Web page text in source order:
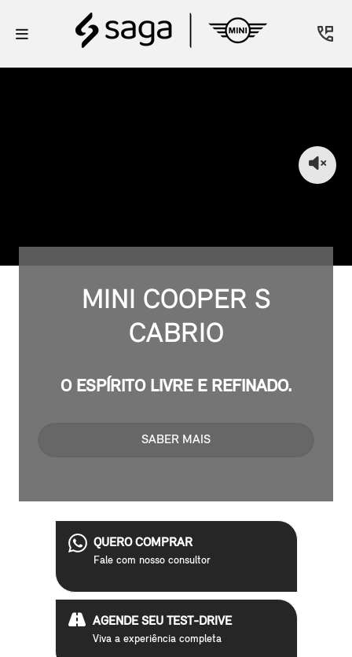
MINI COOPER S
CABRIO
O ESPÍRITO LIVRE E REFINADO.
SABER MAIS
QUERO COMPRAR
Fale com nosso consultor
AGENDE SEU TEST-DRIVE
Viva a experiência completa